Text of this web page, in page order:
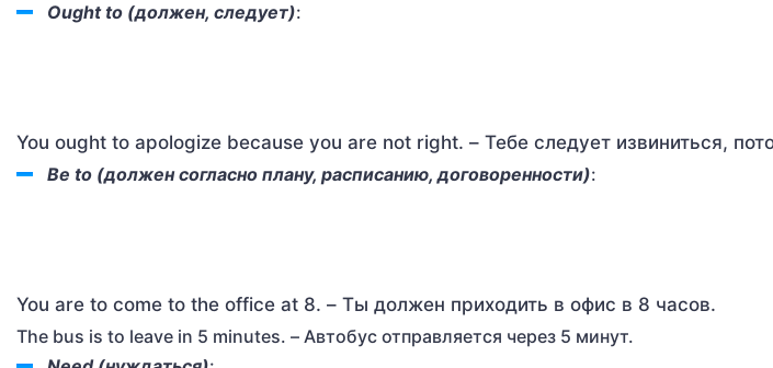
Ought to (должен, следует):
You ought to apologize because you are not right. – Тебе следует извиниться,
Be to (должен согласно плану, расписанию, договоренности):
You are to come to the office at 8. – Ты должен приходить в офис в 8 часов.
The bus is to leave in 5 minutes. – Автобус отправляется через 5 минут.